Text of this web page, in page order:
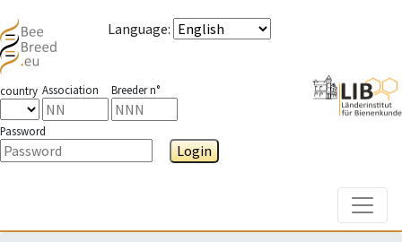
Language:
country Association Breeder n°
Password
Login